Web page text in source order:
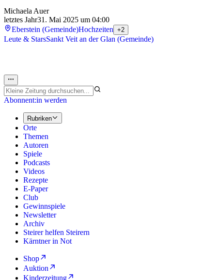
Michaela Auer
letztes Jahr31. Mai 2025 um 04:00
Eberstein (Gemeinde)Hochzeiten +2
Leute & StarsSankt Veit an der Glan (Gemeinde)
Abonnent:in werden
Rubriken
Orte
Themen
Autoren
Spiele
Podcasts
Videos
Rezepte
E-Paper
Club
Gewinnspiele
Newsletter
Archiv
Steirer helfen Steirern
Kärntner in Not
Shop
Auktion
Kinderzeitung